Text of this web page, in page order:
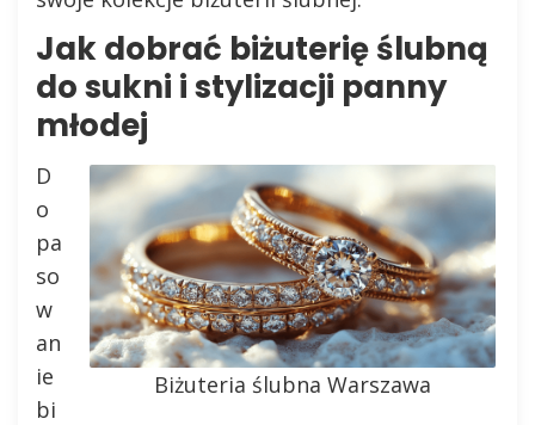
Jak dobrać biżuterię ślubną
do sukni i stylizacji panny
młodej
Biżuteria ślubna Warszawa
D
o
pa
so
w
an
ie
bi